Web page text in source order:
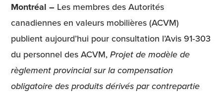
Montréal – Les membres des Autorités
canadiennes en valeurs mobilières (ACVM)
publient aujourd’hui pour consultation l’Avis 91‑303
du personnel des ACVM, Projet de modèle de
règlement provincial sur la compensation
obligatoire des produits dérivés par contrepartie